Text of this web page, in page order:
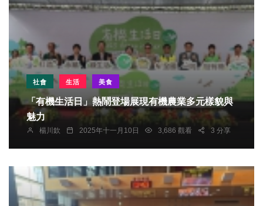
社會 生活 美食
「有機生活日」熱鬧登場展現有機農業多元樣貌與
魅力
楊川欽 2025年十一月10日 3,686 觀看 3 分享